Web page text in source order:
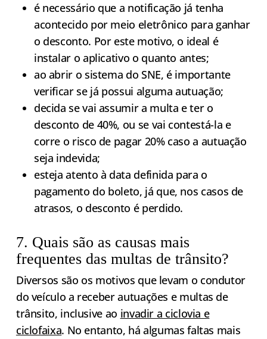
é necessário que a notificação já tenha
acontecido por meio eletrônico para ganhar
o desconto. Por este motivo, o ideal é
instalar o aplicativo o quanto antes;
ao abrir o sistema do SNE, é importante
verificar se já possui alguma autuação;
decida se vai assumir a multa e ter o
desconto de 40%, ou se vai contestá-la e
corre o risco de pagar 20% caso a autuação
seja indevida;
esteja atento à data definida para o
pagamento do boleto, já que, nos casos de
atrasos, o desconto é perdido.
7. Quais são as causas mais
frequentes das multas de trânsito?
Diversos são os motivos que levam o condutor
do veículo a receber autuações e multas de
trânsito, inclusive ao invadir a ciclovia e
ciclofaixa. No entanto, há algumas faltas mais